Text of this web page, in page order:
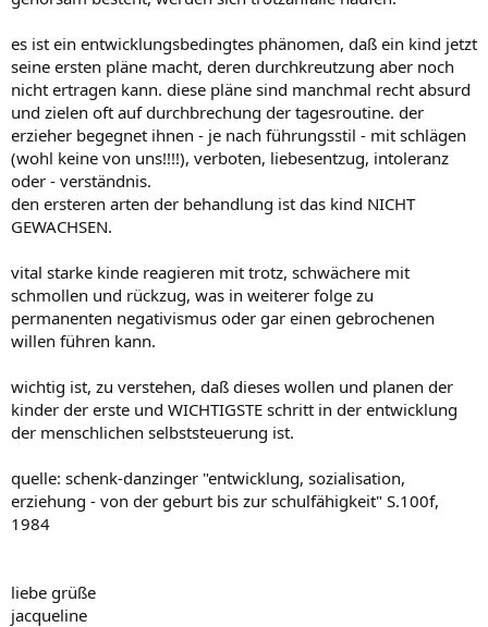
es ist ein entwicklungsbedingtes phänomen, daß ein kind jetzt
seine ersten pläne macht, deren durchkreutzung aber noch
nicht ertragen kann. diese pläne sind manchmal recht absurd
und zielen oft auf durchbrechung der tagesroutine. der
erzieher begegnet ihnen - je nach führungsstil - mit schlägen
(wohl keine von uns!!!!), verboten, liebesentzug, intoleranz
oder - verständnis.
den ersteren arten der behandlung ist das kind NICHT
GEWACHSEN.
vital starke kinde reagieren mit trotz, schwächere mit
schmollen und rückzug, was in weiterer folge zu
permanenten negativismus oder gar einen gebrochenen
willen führen kann.
wichtig ist, zu verstehen, daß dieses wollen und planen der
kinder der erste und WICHTIGSTE schritt in der entwicklung
der menschlichen selbststeuerung ist.
quelle: schenk-danzinger "entwicklung, sozialisation,
erziehung - von der geburt bis zur schulfähigkeit" S.100f,
1984
liebe grüße
jacqueline